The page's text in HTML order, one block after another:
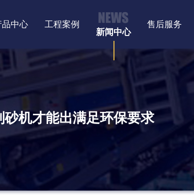
品中心
工程案例
新闻中心
售后服务
机才能出满足环保要求